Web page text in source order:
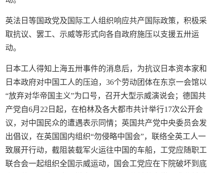
英法日等国政党及国际工人组织响应共产国际政策，积极采
取抗议、罢工、示威等形式向各自政府施压以支援五卅运
动。
日本工人得知上海五卅事件的消息后，为抗议日本资本家和
日本政府对中国工人的压迫，36个劳动团体在东京一会馆以
“放弃对华帝国主义”为口号，召开大型示威演说会；德国共
产党自6月22日起，在柏林及各大都市共计举行17次公开会
议，对中国民众的遭遇表示同情；英国共产党中央委员会发
出倡议，在英国国内组织“勿侵略中国会”，联络全英工人一
致展开行动，截阻装载军火运往中国的车船，工党应随职工
联合会一起组织全国示威运动，国会工党应在下院破坏到底